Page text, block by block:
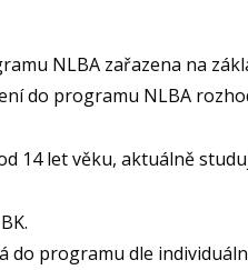
NLBA zařazena na
do programu NLBA
let věku, aktuálně
programu dle